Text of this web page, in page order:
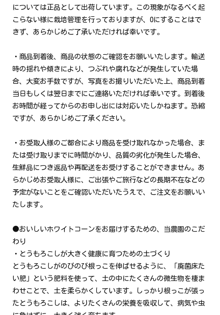
については正品として出荷しています。この現象がなるべく起
こらない様に栽培管理を行っておりますが、0にすることはで
きず、あらかじめご了承いただければ幸いです。
・商品到着後、商品の状態のご確認をお願いいたします。輸送
時の揺れや傾きにより、つぶれや腐れなどが発生していた場
合、大変お手数ですが、写真をお撮りいただいた上、商品到着
当日もしくは翌日までにご連絡いただければ幸いです。到着後
お時間が経ってからのお申し出には対応いたしかねます。恐縮
ですが、あらかじめご了承ください。
・お受取人様のご都合により商品を受け取れなかった場合、ま
たは受け取りまでに時間がかり、品質の劣化が発生した場合、
生鮮品につき返品や再配送をお受けすることができません。あ
らかじめお受取人様に、ご出張やご旅行などの長期不在などの
予定がないことをご確認いただいたうえで、ご注文をお願いい
たします。
●おいしいホワイトコーンをお届けするための、当農園のこだ
わり
・とうもろこしが大きく健康に育つための土づくり
とうもろこしがのびのび根っこを伸ばせるように、「廃菌床た
い肥」という肥料を使って、土の中にたくさんの微生物を棲ま
わせことで、土を柔らかくしています。しっかり根っこが張っ
たとうもろこしは、よりたくさんの栄養を吸収して、病気や虫